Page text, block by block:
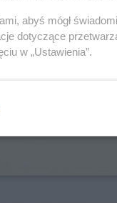
abyś mógł
dotyczące
w „Ustawienia”.